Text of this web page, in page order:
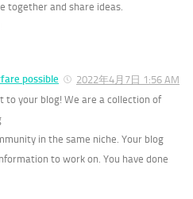
together and share ideas.
possible
2022年4月7日 1:56 AM
to your blog! We are a collection of
in the same niche. Your blog
to work on. You have done